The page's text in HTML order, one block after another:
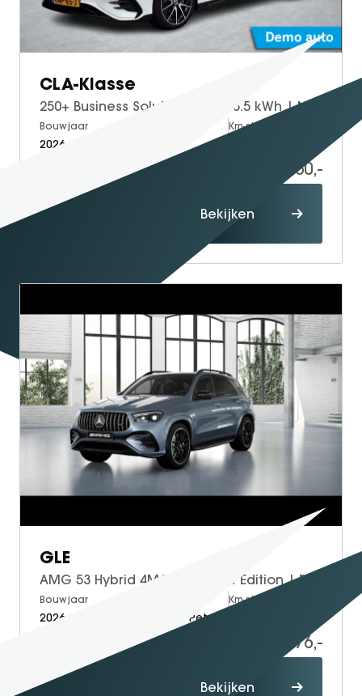
GT Coupé
smart #1
smart #3
Free
Dongfeng
Mhero
SEAL U
SEAL U DM-I
BYD SEAL 6 DM-I
SEAL 6 DM-I TOURING
SEALION 7
DOLPHIN SURF
ATTO 2 DM-I
CLA-Klasse
Bouwjaar
2026
Km-stand
58.950,-
Bekijken
GLE
AMG 53 Hybrid 4MATIC+ Night Edition | Premium Plus Pakket | Night Pakket | Rijassistentie Pakket | Winter Pakket | Panoramadak | Trekhaak | Treeplanken | AIRMATIC Luchtvering | Burmester 3D Surround | 360° Camera | Head-up Display | Augmented Reality voor Navigatie | DISTRONIC Afstandsassistent | Dodehoekassistent | Apple CarPlay | Android Auto | MULTIBEAM LED Koplampen | Elektrisch Verstelbare Stoelen Voorzijde + Memory | Multicontourstoelen | Stoelventilatie | Stoelverwarming | Stuurverwarming | Sfeerverlichting | Elektrische Achterklep | Parkeersensoren
Bouwjaar
2026 Electric + Petrol
Km-stand
140.876,-
Bekijken